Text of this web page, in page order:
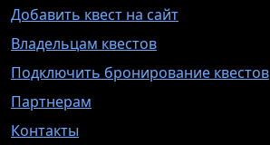
Добавить квест на сайт
Владельцам квестов
Подключить бронирование квестов
Партнерам
Контакты